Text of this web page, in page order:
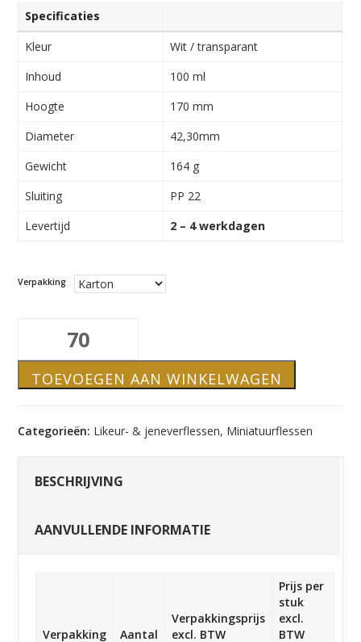
Specificaties
Kleur
Wit / transparant
Inhoud
100 ml
Hoogte
170 mm
Diameter
42,30mm
Gewicht
164 g
Sluiting
PP 22
Levertijd
2 – 4 werkdagen
Verpakking
aantal
TOEVOEGEN AAN WINKELWAGEN
Categorieën: Likeur- & jeneverflessen, Miniatuurflessen
BESCHRIJVING
AANVULLENDE INFORMATIE
Verpakking Aantal
Verpakkingsprijs
excl. BTW
Prijs per
stuk
excl.
BTW